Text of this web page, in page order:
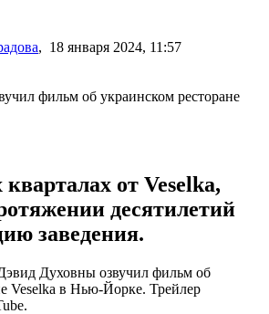
, 18 января 2024, 11:57
от Veselka,
десятилетий
заведения.
Духовны озвучил фильм об
Veselka в Нью-Йорке. Трейлер